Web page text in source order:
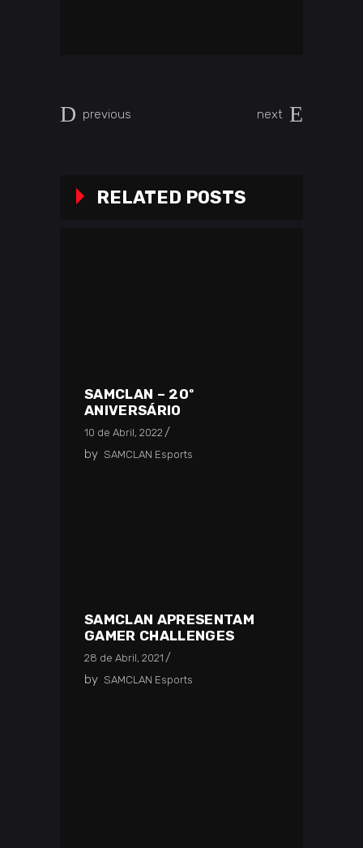
previous next
RELATED POSTS
SAMCLAN – 20º
ANIVERSÁRIO
10 de Abril, 2022
by SAMCLAN Esports
SAMCLAN APRESENTAM
GAMER CHALLENGES
28 de Abril, 2021
by SAMCLAN Esports